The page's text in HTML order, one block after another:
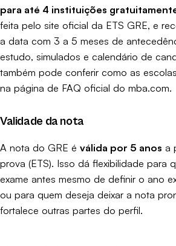
para até 4 instituições
feita pelo site oficial da ETS GRE, e
a data com 3 a 5 meses de
estudo, simulados e calendário de
também pode conferir como as
na página de FAQ oficial do mba.com.
Validade da nota
A nota do GRE é válida por 5 anos a
prova (ETS). Isso dá flexibilidade para
exame antes mesmo de definir o ano
ou para quem deseja deixar a nota
fortalece outras partes do perfil.